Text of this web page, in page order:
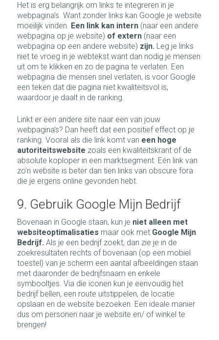
Het is erg belangrijk om links te integreren in je
webpagina’s. Want zonder links kan Google je website
moeilijk vinden. Een link kan intern (naar een andere
webpagina op je website) of extern (naar een
webpagina op een andere website) zijn. Leg je links
niet te vroeg in je webtekst want dan nodig je mensen
uit om te klikken en zo de pagina te verlaten. Een
webpagina die mensen snel verlaten, is voor Google
een teken dat die pagina niet kwaliteitsvol is,
waardoor je daalt in de ranking.
Linkt er een andere site naar een van jouw
webpagina’s? Dan heeft dat een positief effect op je
ranking. Vooral als die link komt van een hoge
autoriteitswebsite zoals een kwaliteitskrant of de
absolute koploper in een marktsegment. Eén link van
zo’n website is beter dan tien links van obscure fora
die je ergens online gevonden hebt.
9. Gebruik Google Mijn Bedrijf
Bovenaan in Google staan, kun je niet alleen met
websiteoptimalisaties maar ook met Google Mijn
Bedrijf. Als je een bedrijf zoekt, dan zie je in de
zoekresultaten rechts of bovenaan (op een mobiel
toestel) van je scherm een aantal afbeeldingen staan
met daaronder de bedrijfsnaam en enkele
symbooltjes. Via die iconen kun je eenvoudig het
bedrijf bellen, een route uitstippelen, de locatie
opslaan en de website bezoeken. Een ideale manier
dus om personen naar je website en/ of winkel te
brengen!